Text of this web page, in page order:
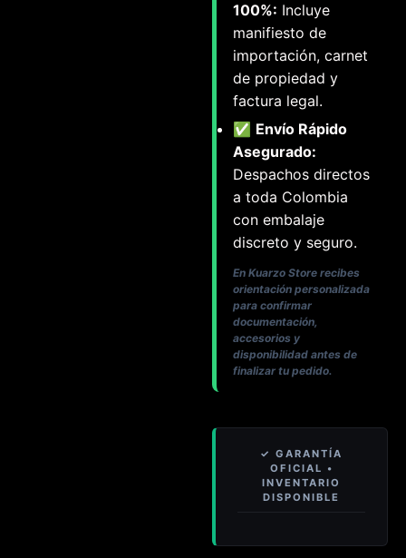
100%: Incluye
manifiesto de
importación, carnet
de propiedad y
factura legal.
✅ Envío Rápido
Asegurado:
Despachos directos
a toda Colombia
con embalaje
discreto y seguro.
En Kuarzo Store recibes
orientación personalizada
para confirmar
documentación,
accesorios y
disponibilidad antes de
finalizar tu pedido.